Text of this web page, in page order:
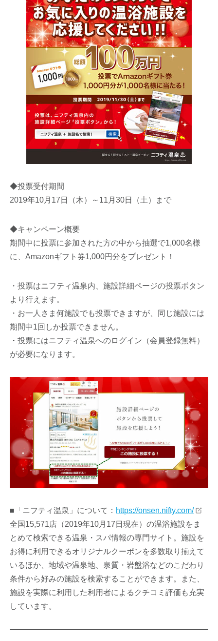
◆投票受付期間
2019年10月17日（木）～11月30日（土）まで
◆キャンペーン概要
期間中に投票に参加された方の中から抽選で1,000名様
に、Amazonギフト券1,000円分をプレゼント！
・投票はニフティ温泉内、施設詳細ページの投票ボタン
より行えます。
・お一人さま何施設でも投票できますが、同じ施設には
期間中1回しか投票できません。
・投票にはニフティ温泉へのログイン（会員登録無料）
が必要になります。
■「ニフティ温泉」について： https://onsen.nifty.com/
全国15,571店（2019年10月17日現在）の温浴施設をま
とめて検索できる温泉・スパ情報の専門サイト。施設を
お得に利用できるオリジナルクーポンを多数取り揃えて
いるほか、地域や温泉地、泉質・岩盤浴などのこだわり
条件から好みの施設を検索することができます。また、
施設を実際に利用した利用者によるクチコミ評価も充実
しています。